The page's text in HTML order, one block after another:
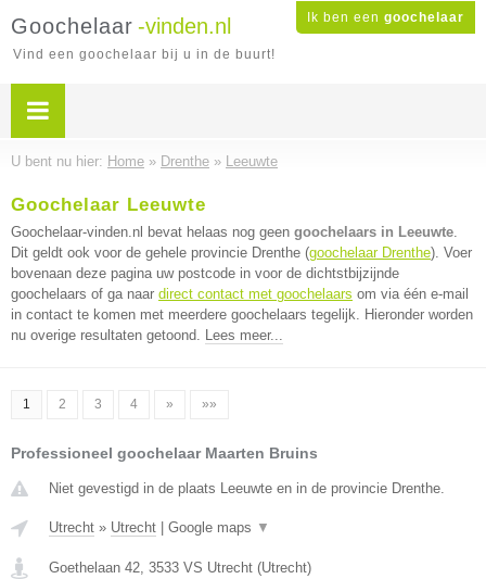
Ik ben een goochelaar
Goochelaar -vinden.nl
Vind een goochelaar bij u in de buurt!
U bent nu hier: Home » Drenthe » Leeuwte
Goochelaar Leeuwte
Goochelaar-vinden.nl bevat helaas nog geen goochelaars in Leeuwte.
Dit geldt ook voor de gehele provincie Drenthe (goochelaar Drenthe). Voer
bovenaan deze pagina uw postcode in voor de dichtstbijzijnde
goochelaars of ga naar direct contact met goochelaars om via één e-mail
in contact te komen met meerdere goochelaars tegelijk. Hieronder worden
nu overige resultaten getoond. Lees meer...
1 2 3 4 » »»
Professioneel goochelaar Maarten Bruins
Niet gevestigd in de plaats Leeuwte en in de provincie Drenthe.
Utrecht » Utrecht Google maps ▼
Goethelaan 42, 3533 VS Utrecht (Utrecht)